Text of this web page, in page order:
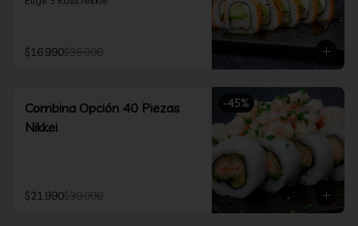
$16.990$26.990
-45%
Combina Opción 40 Piezas
Nikkei
$21.990$39.990